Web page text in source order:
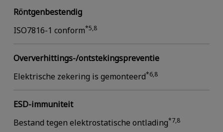
Röntgenbestendig
ISO7816-1 conform*5,8
Oververhittings-/ontstekingspreventie
Elektrische zekering is gemonteerd*6,8
ESD-immuniteit
Bestand tegen elektrostatische ontlading*7,8